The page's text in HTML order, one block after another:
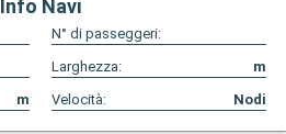
Info Navi
N° di passeggeri:
Larghezza:
m
m Velocità: Nodi